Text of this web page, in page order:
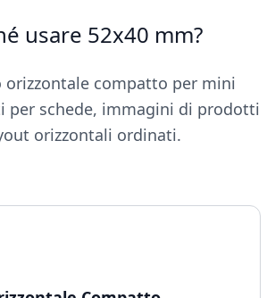
usare 52x40 mm?
orizzontale compatto per mini
per schede, immagini di prodotti
orizzontali ordinati.